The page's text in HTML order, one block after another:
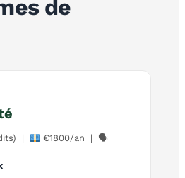
de
| €1800/an | 🗣